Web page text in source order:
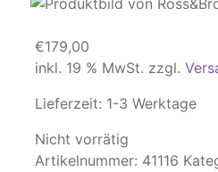
€179,00
inkl. 19 % MwSt. zzgl.
Lieferzeit: 1-3 Werktage
Nicht vorrätig
Artikelnummer: 41116